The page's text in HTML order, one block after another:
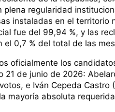
plena regularidad
instaladas en el territorio
fue del 99,94 %, y las
el 0,7 % del total de las
oficialmente los
21 de junio de 2026:
e Iván Cepeda Castro
mayoría absoluta